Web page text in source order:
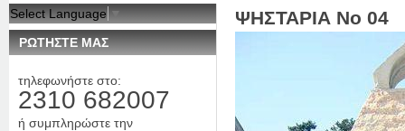
ΨΗΣΤΑΡΙΑ Νο 04
Select Language▼
ΡΩΤΗΣΤΕ ΜΑΣ
τηλεφωνήστε στο:
2310 682007
ή συμπληρώστε την